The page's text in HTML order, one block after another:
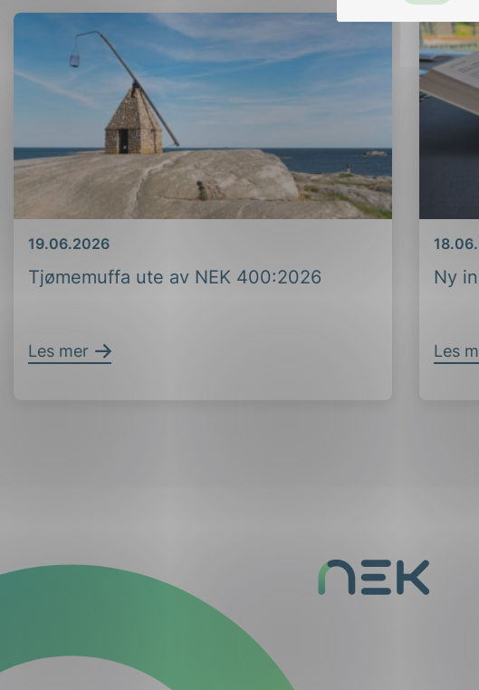
Tjømemuffa ute av NEK 400:2026
Dato
19.06.2026
Les mer
Ny
Dato
Les